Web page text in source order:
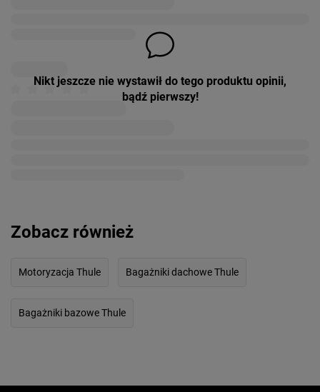
Nikt jeszcze nie wystawił do tego produktu opinii,
bądź pierwszy!
Zobacz również
Motoryzacja Thule Bagażniki dachowe Thule
Bagażniki bazowe Thule